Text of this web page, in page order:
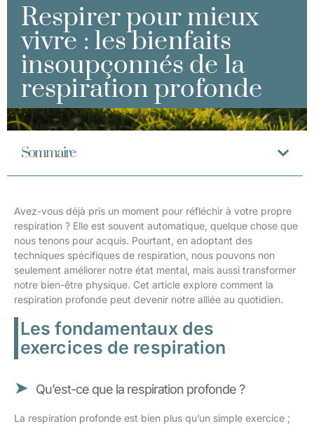
Respirer pour mieux
vivre : les bienfaits
insoupçonnés de la
respiration profonde
Sommaire
Avez-vous déjà pris un moment pour réfléchir à votre propre
respiration ? Elle est souvent automatique, quelque chose que
nous tenons pour acquis. Pourtant, en adoptant des
techniques spécifiques de respiration, nous pouvons non
seulement améliorer notre état mental, mais aussi transformer
notre bien-être physique. Cet article explore comment la
respiration profonde peut devenir notre alliée au quotidien.
Les fondamentaux des
exercices de respiration
Qu’est-ce que la respiration profonde ?
La respiration profonde est bien plus qu’un simple exercice ;